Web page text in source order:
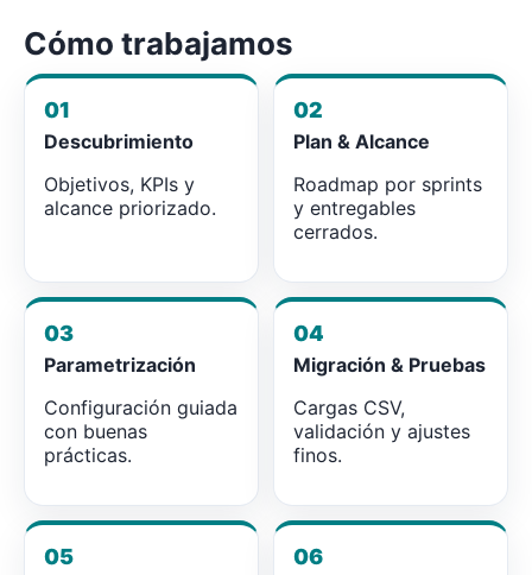
Cómo trabajamos
01
Descubrimiento
Objetivos, KPIs y
alcance priorizado.
02
Plan & Alcance
Roadmap por sprints
y entregables
cerrados.
03
Parametrización
Configuración guiada
con buenas
prácticas.
04
Migración & Pruebas
Cargas CSV,
validación y ajustes
finos.
05 06